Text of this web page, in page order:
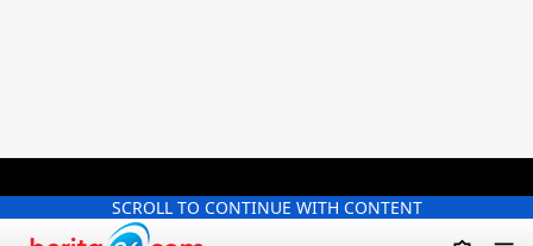
SCROLL TO CONTINUE WITH CONTENT